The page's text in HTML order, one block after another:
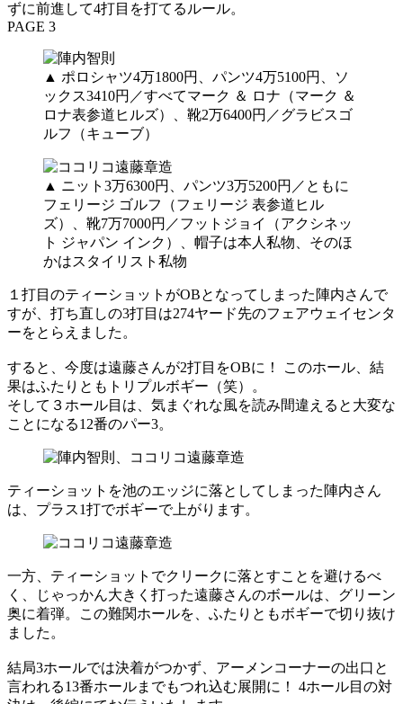
ずに前進して4打目を打てるルール。
PAGE 3
▲ ポロシャツ4万1800円、パンツ4万5100円、ソ
ックス3410円／すべてマーク ＆ ロナ（マーク ＆
ロナ表参道ヒルズ）、靴2万6400円／グラビスゴ
ルフ（キューブ）
▲ ニット3万6300円、パンツ3万5200円／ともに
フェリージ ゴルフ（フェリージ 表参道ヒル
ズ）、靴7万7000円／フットジョイ（アクシネッ
ト ジャパン インク）、帽子は本人私物、そのほ
かはスタイリスト私物
１打目のティーショットがOBとなってしまった陣内さんで
すが、打ち直しの3打目は274ヤード先のフェアウェイセンタ
ーをとらえました。
すると、今度は遠藤さんが2打目をOBに！ このホール、結
果はふたりともトリプルボギー（笑）。
そして３ホール目は、気まぐれな風を読み間違えると大変な
ことになる12番のパー3。
ティーショットを池のエッジに落としてしまった陣内さん
は、プラス1打でボギーで上がります。
一方、ティーショットでクリークに落とすことを避けるべ
く、じゃっかん大きく打った遠藤さんのボールは、グリーン
奥に着弾。この難関ホールを、ふたりともボギーで切り抜け
ました。
結局3ホールでは決着がつかず、アーメンコーナーの出口と
言われる13番ホールまでもつれ込む展開に！ 4ホール目の対